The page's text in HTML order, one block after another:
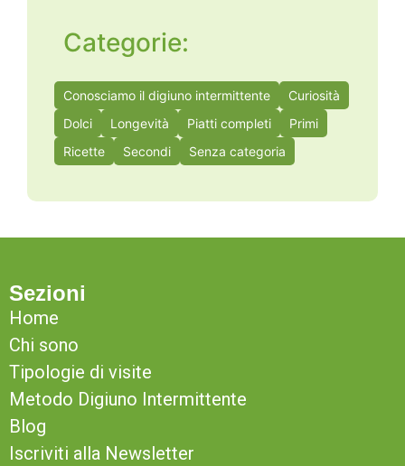
Categorie:
Conosciamo il digiuno intermittente
Curiosità
Dolci
Longevità Piatti completi
Primi
Ricette
Secondi Senza categoria
Sezioni
Home
Chi sono
Tipologie di visite
Metodo Digiuno Intermittente
Blog
Iscriviti alla Newsletter